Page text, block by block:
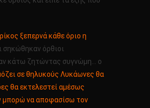
ξεπερνά κάθε όριο η
όρθιοι
κάτω ζητώντας συγνώμη… ο
σε θηλυκούς Λυκάωνες θα
θα εκτελεστεί αμέσως
μπορώ να αποφασίσω τον